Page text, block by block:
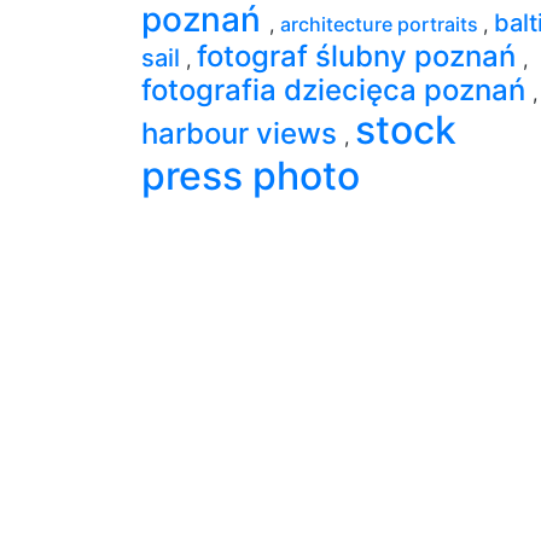
poznań , architecture portraits ,
sail , fotograf ślubny poznań ,
fotografia dziecięca poznań ,
harbour views , stock
press photo